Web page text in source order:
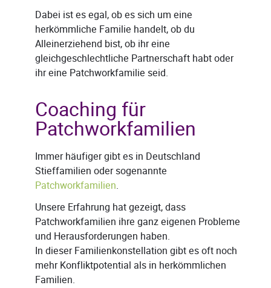
Dabei ist es egal, ob es sich um eine
herkömmliche Familie handelt, ob du
Alleinerziehend bist, ob ihr eine
gleichgeschlechtliche Partnerschaft habt oder
ihr eine Patchworkfamilie seid.
Coaching für
Patchworkfamilien
Immer häufiger gibt es in Deutschland
Stieffamilien oder sogenannte
Patchworkfamilien.
Unsere Erfahrung hat gezeigt, dass
Patchworkfamilien ihre ganz eigenen Probleme
und Herausforderungen haben.
In dieser Familienkonstellation gibt es oft noch
mehr Konfliktpotential als in herkömmlichen
Familien.